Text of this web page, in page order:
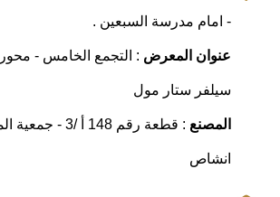
- امام مدرسة السبعين .
عنوان المعرض : التجمع الخامس -
سيلفر ستار مول
المصنع : قطعة رقم 148 أ
انشاص